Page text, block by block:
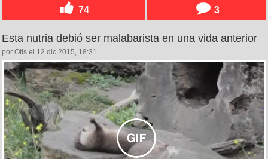
74 3
Esta nutria debió ser malabarista en una vida anterior
por Otis el 12 dic 2015, 18:31